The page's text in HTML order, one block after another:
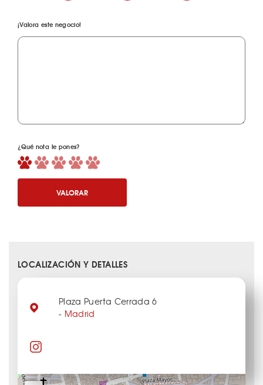
¡Valora este negocio!
¿Qué nota le pones?
VALORAR
LOCALIZACIÓN Y DETALLES
Plaza Puerta Cerrada 6
- Madrid